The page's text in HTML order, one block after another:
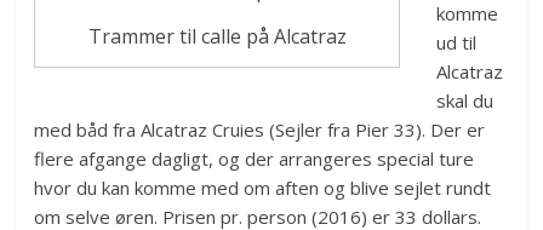
Trammer til calle på Alcatraz
komme
ud til
Alcatraz
skal du
med båd fra Alcatraz Cruies (Sejler fra Pier 33). Der er
flere afgange dagligt, og der arrangeres special ture
hvor du kan komme med om aften og blive sejlet rundt
om selve øren. Prisen pr. person (2016) er 33 dollars.